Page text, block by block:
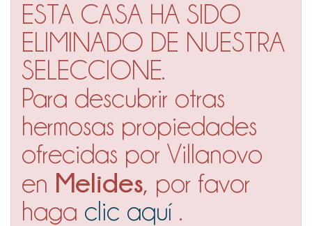
ESTA CASA HA SIDO
ELIMINADO DE NUESTRA
SELECCIONE.
Para descubrir otras
hermosas propiedades
ofrecidas por Villanovo
en Melides, por favor
haga clic aquí.